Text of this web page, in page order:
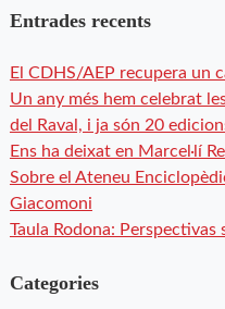
Entrades recents
El CDHS/AEP recupera un
Un any més hem celebrat
del Raval, i ja són 20
Ens ha deixat en Marcel·lí
Sobre el Ateneu
Giacomoni
Taula Rodona:
Categories